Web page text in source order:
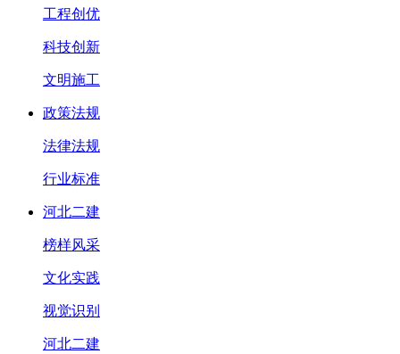
工程创优
科技创新
文明施工
政策法规
法律法规
行业标准
河北二建
榜样风采
文化实践
视觉识别
河北二建